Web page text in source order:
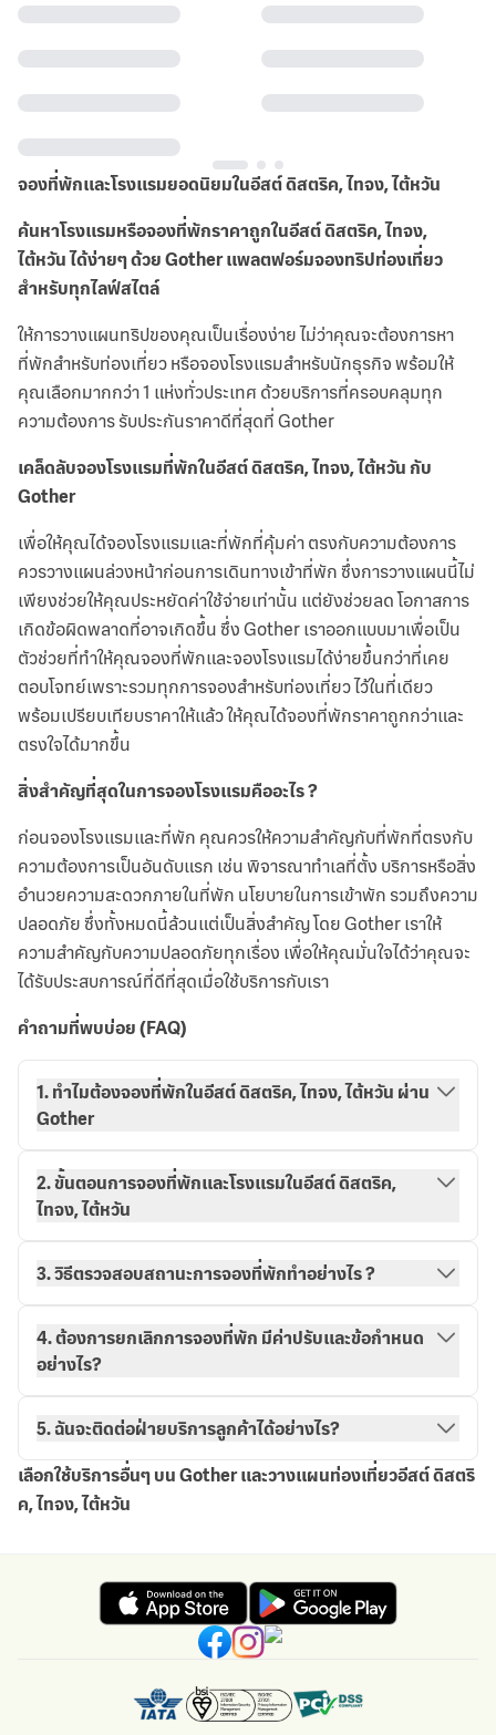
จองที่พักและโรงแรมยอดนิยมในอีสต์ ดิสตริค, ไทจง, ไต้หวัน
ค้นหาโรงแรมหรือจองที่พักราคาถูกในอีสต์ ดิสตริค, ไทจง,
ไต้หวัน ได้ง่ายๆ ด้วย Gother แพลตฟอร์มจองทริปท่องเที่ยว
สำหรับทุกไลฟ์สไตล์
ให้การวางแผนทริปของคุณเป็นเรื่องง่าย ไม่ว่าคุณจะต้องการหา
ที่พักสำหรับท่องเที่ยว หรือจองโรงแรมสำหรับนักธุรกิจ พร้อมให้
คุณเลือกมากกว่า 1 แห่งทั่วประเทศ ด้วยบริการที่ครอบคลุมทุก
ความต้องการ รับประกันราคาดีที่สุดที่ Gother
เคล็ดลับจองโรงแรมที่พักในอีสต์ ดิสตริค, ไทจง, ไต้หวัน กับ
Gother
เพื่อให้คุณได้จองโรงแรมและที่พักที่คุ้มค่า ตรงกับความต้องการ
ควรวางแผนล่วงหน้าก่อนการเดินทางเข้าที่พัก ซึ่งการวางแผนนี้ไม่
เพียงช่วยให้คุณประหยัดค่าใช้จ่ายเท่านั้น แต่ยังช่วยลด โอกาสการ
เกิดข้อผิดพลาดที่อาจเกิดขึ้น ซึ่ง Gother เราออกแบบมาเพื่อเป็น
ตัวช่วยที่ทำให้คุณจองที่พักและจองโรงแรมได้ง่ายขึ้นกว่าที่เคย
ตอบโจทย์เพราะรวมทุกการจองสำหรับท่องเที่ยว ไว้ในที่เดียว
พร้อมเปรียบเทียบราคาให้แล้ว ให้คุณได้จองที่พักราคาถูกกว่าและ
ตรงใจได้มากขึ้น
สิ่งสำคัญที่สุดในการจองโรงแรมคืออะไร ?
ก่อนจองโรงแรมและที่พัก คุณควรให้ความสำคัญกับที่พักที่ตรงกับ
ความต้องการเป็นอันดับแรก เช่น พิจารณาทำเลที่ตั้ง บริการหรือสิ่ง
อำนวยความสะดวกภายในที่พัก นโยบายในการเข้าพัก รวมถึงความ
ปลอดภัย ซึ่งทั้งหมดนี้ล้วนแต่เป็นสิ่งสำคัญ โดย Gother เราให้
ความสำคัญกับความปลอดภัยทุกเรื่อง เพื่อให้คุณมั่นใจได้ว่าคุณจะ
ได้รับประสบการณ์ที่ดีที่สุดเมื่อใช้บริการกับเรา
คำถามที่พบบ่อย (FAQ)
1. ทำไมต้องจองที่พักในอีสต์ ดิสตริค, ไทจง, ไต้หวัน ผ่าน
Gother
2. ขั้นตอนการจองที่พักและโรงแรมในอีสต์ ดิสตริค,
ไทจง, ไต้หวัน
3. วิธีตรวจสอบสถานะการจองที่พักทำอย่างไร ?
การจองของฉัน
4. ต้องการยกเลิกการจองที่พัก มีค่าปรับและข้อกำหนด
อย่างไร?
5. ฉันจะติดต่อฝ่ายบริการลูกค้าได้อย่างไร?
เลือกใช้บริการอื่นๆ บน Gother และวางแผนท่องเที่ยวอีสต์ ดิสตริ
ค, ไทจง, ไต้หวัน